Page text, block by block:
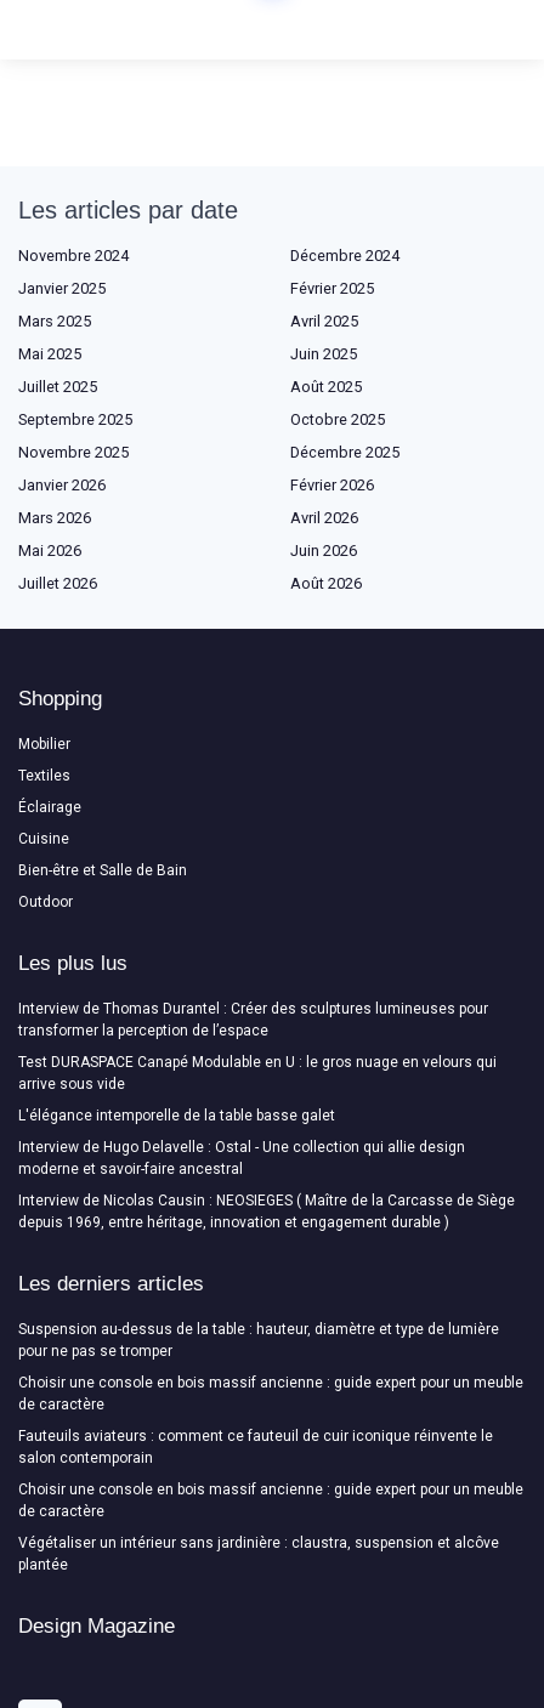
Les articles par date
Novembre 2024
Décembre 2024
Janvier 2025
Février 2025
Mars 2025
Avril 2025
Mai 2025
Juin 2025
Juillet 2025
Août 2025
Septembre 2025
Octobre 2025
Novembre 2025
Décembre 2025
Janvier 2026
Février 2026
Mars 2026
Avril 2026
Mai 2026
Juin 2026
Juillet 2026
Août 2026
Shopping
Mobilier
Textiles
Éclairage
Cuisine
Bien-être et Salle de Bain
Outdoor
Les plus lus
Interview de Thomas Durantel : Créer des sculptures lumineuses pour
transformer la perception de l’espace
Test DURASPACE Canapé Modulable en U : le gros nuage en velours qui
arrive sous vide
L'élégance intemporelle de la table basse galet
Interview de Hugo Delavelle : Ostal - Une collection qui allie design
moderne et savoir-faire ancestral
Interview de Nicolas Causin : NEOSIEGES ( Maître de la Carcasse de Siège
depuis 1969, entre héritage, innovation et engagement durable )
Les derniers articles
Suspension au-dessus de la table : hauteur, diamètre et type de lumière
pour ne pas se tromper
Choisir une console en bois massif ancienne : guide expert pour un meuble
de caractère
Fauteuils aviateurs : comment ce fauteuil de cuir iconique réinvente le
salon contemporain
Choisir une console en bois massif ancienne : guide expert pour un meuble
de caractère
Végétaliser un intérieur sans jardinière : claustra, suspension et alcôve
plantée
Design Magazine